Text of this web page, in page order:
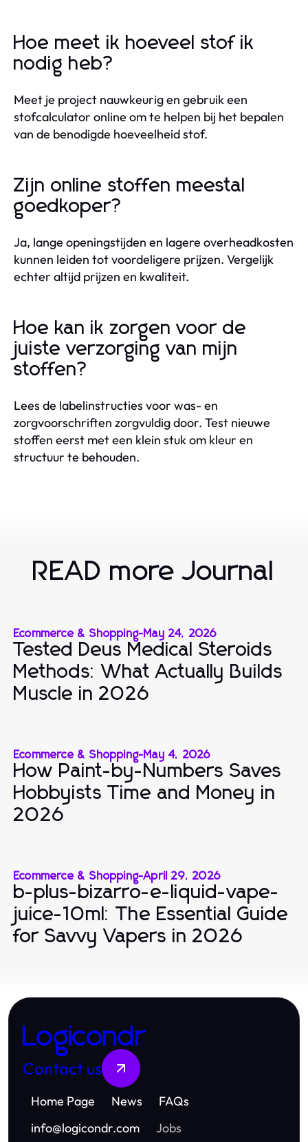
Hoe meet ik hoeveel stof ik
nodig heb?
Meet je project nauwkeurig en gebruik een
stofcalculator online om te helpen bij het bepalen
van de benodigde hoeveelheid stof.
Zijn online stoffen meestal
goedkoper?
Ja, lange openingstijden en lagere overheadkosten
kunnen leiden tot voordeligere prijzen. Vergelijk
echter altijd prijzen en kwaliteit.
Hoe kan ik zorgen voor de
juiste verzorging van mijn
stoffen?
Lees de labelinstructies voor was- en
zorgvoorschriften zorgvuldig door. Test nieuwe
stoffen eerst met een klein stuk om kleur en
structuur te behouden.
READ more Journal
Ecommerce & Shopping-May 24, 2026
Tested Deus Medical Steroids
Methods: What Actually Builds
Muscle in 2026
Ecommerce & Shopping-May 4, 2026
How Paint-by-Numbers Saves
Hobbyists Time and Money in
2026
Ecommerce & Shopping-April 29, 2026
b-plus-bizarro-e-liquid-vape-
juice-10ml: The Essential Guide
for Savvy Vapers in 2026
Logicondr
Contact us
Home Page News
FAQs
info@logicondr.com Jobs